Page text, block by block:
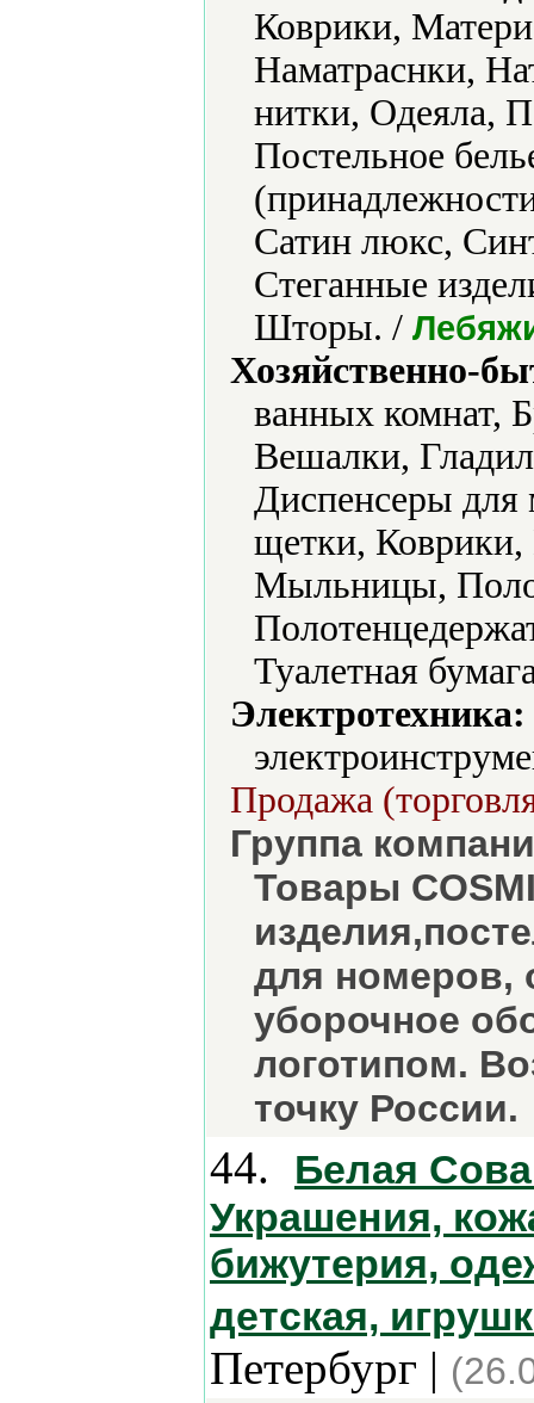
Коврики,
Наматраснки,
нитки, Одеяла,
Постельное
Сатин люкс,
Стеганные
Шторы. /
Хозяйственно-
ванных комнат,
Вешалки,
Диспенсеры
щетки,
Мыльницы,
Туалетная
Электротехника:
Продажа
Группа
Товары
для номеров,
уборочное
логотипом.
точку России.
44.
Белая
Украшения,
бижутерия,
детская,
Петербург |